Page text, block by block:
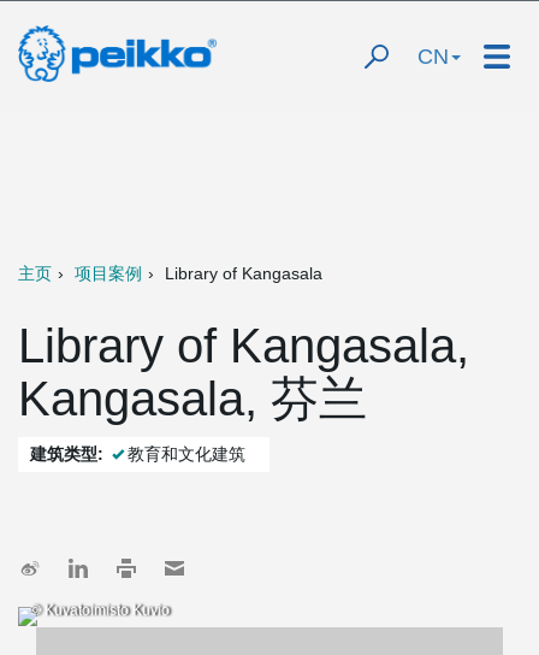
CN
主页 项目案例 Library of Kangasala
Library of Kangasala,
Kangasala, 芬兰
建筑类型: 教育和文化建筑
© Kuvatoimisto Kuvio